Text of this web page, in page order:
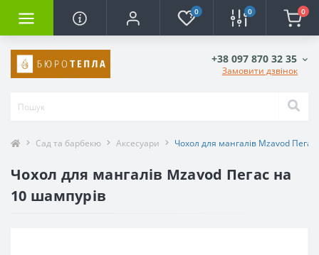
0 0 0
+38 097 870 32 35
Замовити дзвінок
Сад та барбекю Аксесуари Чохол для мангалів Mzavod
Чохол для мангалів Mzavod Пегас на
10 шампурів